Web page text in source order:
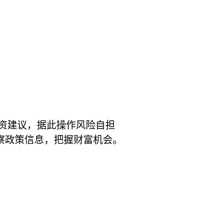
建议，据此操作风险自担
策信息，把握财富机会。